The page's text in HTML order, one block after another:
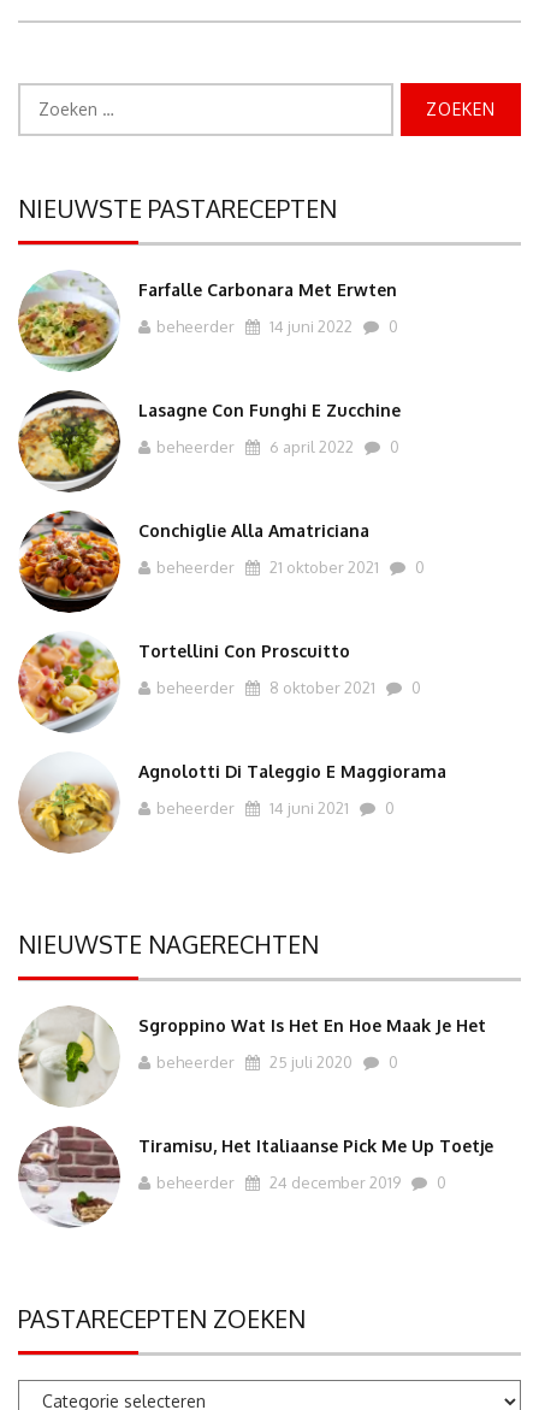
temperatuur
naar:
NIEUWSTE PASTARECEPTEN
Farfalle Carbonara Met Erwten
beheerder 14 juni 2022 0
Lasagne Con Funghi E Zucchine
beheerder 6 april 2022 0
Conchiglie Alla Amatriciana
beheerder 21 oktober 2021 0
Tortellini Con Proscuitto
beheerder 8 oktober 2021 0
Agnolotti Di Taleggio E Maggiorama
beheerder 14 juni 2021 0
NIEUWSTE NAGERECHTEN
Sgroppino Wat Is Het En Hoe Maak Je Het
beheerder 25 juli 2020 0
Tiramisu, Het Italiaanse Pick Me Up Toetje
beheerder 24 december 2019 0
PASTARECEPTEN ZOEKEN
Pastarecepten